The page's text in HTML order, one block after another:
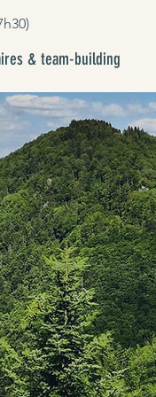
& team-building